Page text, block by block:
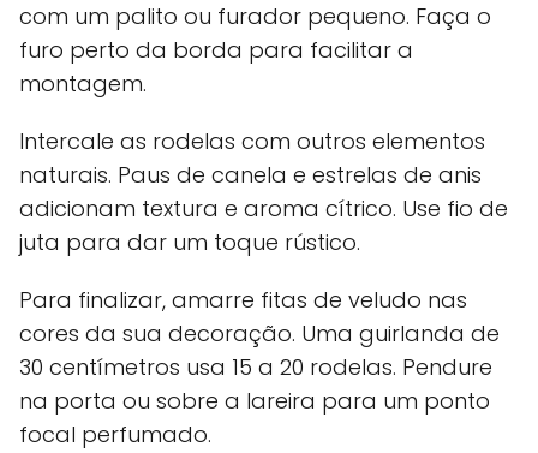
com um palito ou furador pequeno. Faça o
furo perto da borda para facilitar a
montagem.
Intercale as rodelas com outros elementos
naturais. Paus de canela e estrelas de anis
adicionam textura e aroma cítrico. Use fio de
juta para dar um toque rústico.
Para finalizar, amarre fitas de veludo nas
cores da sua decoração. Uma guirlanda de
30 centímetros usa 15 a 20 rodelas. Pendure
na porta ou sobre a lareira para um ponto
focal perfumado.